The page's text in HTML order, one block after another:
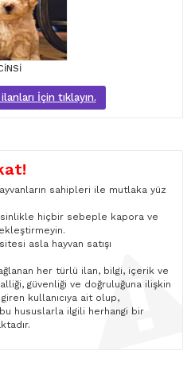
İçin tıklayın.
sahipleri ile mutlaka yüz
hiçbir sebeple kapora ve
asla hayvan satışı
her türlü ilan, bilgi, içerik ve
güvenliği ve doğruluğuna ilişkin
kullanıcıya ait olup,
hususlarla ilgili herhangi bir